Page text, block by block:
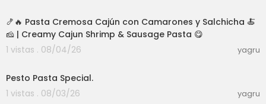
Y⭐️ CÓMO DARLE COLOR FUERTE A LA CREMA MAN
TEQUILLA: https://youtu.be/Q2958tJo7hw⭐️ COM
O SABORIZAR CREMA MANTEQUILLA: https://www.
youtube.com/watch?v=PVUzNI3sOYc⭐️CREMA M
youtube.com/watch?v=paNJMnQe54k⭐️FROSTI
NG DE QUESO: https://youtu.be/Tus9J96vGUY⭐️LE
CHE CONDENSADA CASERA: https://youtu.be/_M
🍤🔥 Pasta Cremosa Cajún con Camarones y Salchicha 🍝
🧀 | Creamy Cajun Shrimp & Sausage Pasta 😋
1 vistas . 08/04/26
yagru
Pesto Pasta Special.
1 vistas . 08/03/26
yagru